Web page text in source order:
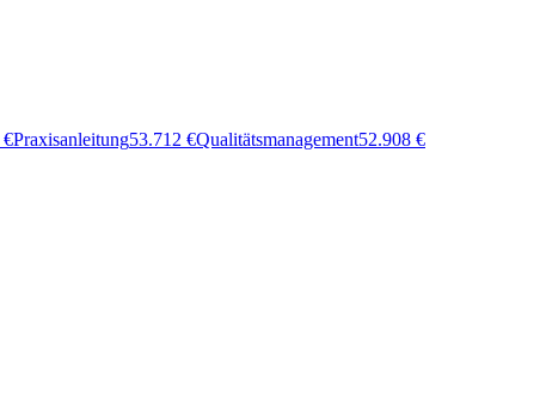
€Praxisanleitung53.712 €Qualitätsmanagement52.908 €